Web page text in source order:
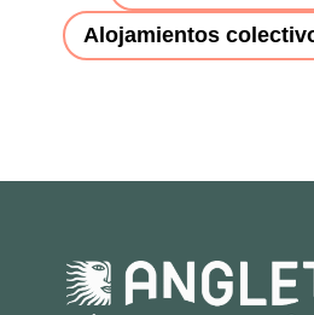
Alojamientos